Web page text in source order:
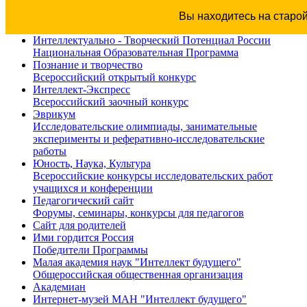
Вы находитесь на
Интеллектуально - Творческий Потенциал России
Национальная Образовательная Программа
Познание и творчество
Всероссийский открытый конкурс
Интеллект-Экспресс
Всероссийский заочный конкурс
Эврикум
Исследовательские олимпиады, занимательные
эксперименты и реферативно-исследовательские
работы
Юность, Наука, Культура
Всероссийские конкурсы исследовательских работ
учащихся и конференции
Педагогический сайт
Форумы, семинары, конкурсы для педагогов
Сайт для родителей
Ими гордится Россия
Победители Программы
Малая академия наук "Интеллект будущего"
Общероссийская общественная организация
Академиан
Интернет-музей МАН "Интеллект будущего"